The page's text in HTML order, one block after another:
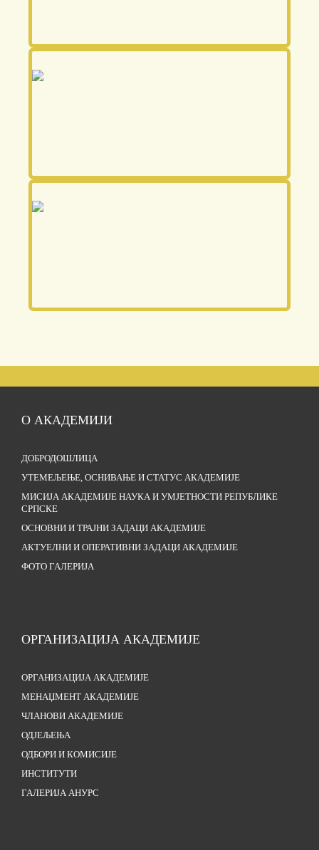
О АКАДЕМИЈИ
ДОБРОДОШЛИЦА
УТЕМЕЉЕЊЕ, ОСНИВАЊЕ И СТАТУС АКАДЕМИЈЕ
МИСИЈА АКАДЕМИЈЕ НАУКА И УМЈЕТНОСТИ РЕПУБЛИКЕ
СРПСКЕ
ОСНОВНИ И ТРАЈНИ ЗАДАЦИ АКАДЕМИЈЕ
АКТУЕЛНИ И ОПЕРАТИВНИ ЗАДАЦИ АКАДЕМИЈЕ
ФОТО ГАЛЕРИЈА
ОРГАНИЗАЦИЈА АКАДЕМИЈЕ
ОРГАНИЗАЦИЈА АКАДЕМИЈЕ
МЕНАЏМЕНТ АКАДЕМИЈЕ
ЧЛАНОВИ АКАДЕМИЈЕ
ОДЈЕЉЕЊА
ОДБОРИ И КОМИСИЈЕ
ИНСТИТУТИ
ГАЛЕРИЈА АНУРС